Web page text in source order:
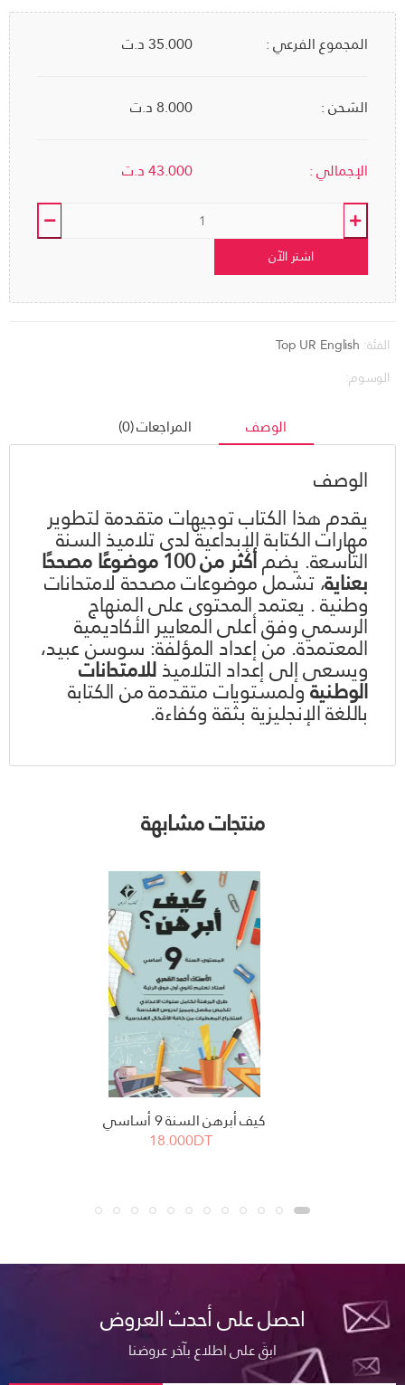
المجموع الفرعي : 35.000 د.ت
الشحن : 8.000 د.ت
الإجمالي : 43.000د.ت
اشتر الآن
الفئة: Top UR English
الوسوم:
الوصف المراجعات (0)
الوصف
يقدم هذا الكتاب توجيهات متقدمة لتطوير
مهارات الكتابة الإبداعية لدى تلاميذ السنة
التاسعة. يضم أكثر من 100 موضوعًا مصححًا
بعناية، تشمل موضوعات مصححة لامتحانات
وطنية . يعتمد المحتوى على المنهاج
الرسمي وفق أعلى المعايير الأكاديمية
المعتمدة. من إعداد المؤلفة: سوسن عبيد،
ويسعى إلى إعداد التلاميذللامتحانات
الوطنيةولمستويات متقدمة من الكتابة
باللغة الإنجليزية بثقة وكفاءة.
منتجات مشابهة
كيف أبرهن السنة 9 أساسي
18.000DT
احصل على أحدث العروض
ابقَ على اطلاع بآخر عروضنا